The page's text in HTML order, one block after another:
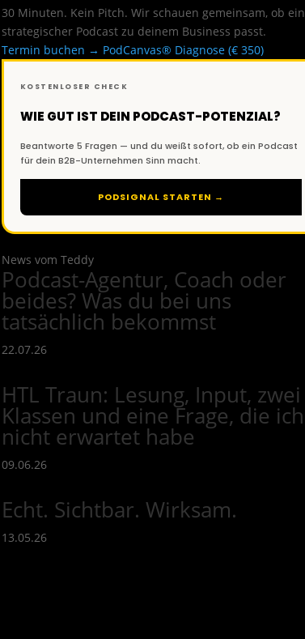
30 Minuten. Kein Pitch. Wir schauen gemeinsam, ob ein
strategischer Podcast zu deinem Business passt.
Termin buchen → PodCanvas® Diagnose (€ 350)
KOSTENLOSER CHECK
WIE GUT IST DEIN PODCAST-POTENZIAL?
Beantworte 5 Fragen — und du weißt sofort, ob ein Podcast
für dein B2B-Unternehmen Sinn macht.
PODSIGNAL STARTEN →
News vom Teddy
Podcast-Agentur, Coach oder
beides? Was du bei uns
tatsächlich bekommst
22.07.26
HTL Traun: Lesung, Input, zwei
Klassen und eine Frage, die ich
nicht erwartet habe
09.06.26
Echt. Sichtbar. Wirksam.
13.05.26